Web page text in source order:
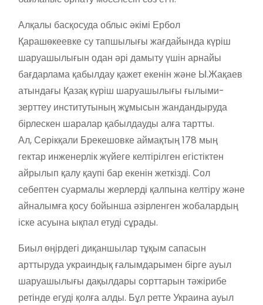
Алқалы басқосуда облыс әкімі Ербол
Қарашөкеевке су тапшылығы жағдайында күріш
шаруашылығын одан әрі дамыту үшін арнайы
бағдарлама қабылдау қажет екенін және Ы.Жақаев
атындағы Қазақ күріш шаруашылығы ғылыми-
зерттеу институтының жұмысын жандандыруда
бірлескен шаралар қабылдауды алға тартты.
Ал, Серікқали Брекешовке аймақтың 178 мың
гектар инженерлік жүйеге келтірілген егістіктен
айрылып қалу қаупі бар екенін жеткізді. Сол
себептен суармалы жерлерді қалпына келтіру және
айналымға қосу бойынша әзірленген жобалардың
іске асуына ықпал етуді сұрады.
Биыл өңірдегі диқаншылар тұқым сапасын
арттыруда украиндық ғалымдарымен бірге ауыл
шаруашылығы дақылдары сорттарын тәжірибе
ретінде егуді қолға алды. Бұл ретте Украина ауыл